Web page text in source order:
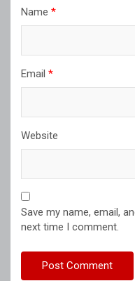
Name *
Email *
Website
Save my name, email,
next time I comment.